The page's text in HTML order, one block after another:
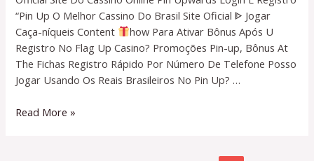
“Pin Up O Melhor Cassino Do Brasil Site Oficial ᐈ Jogar
Caça-níqueis Content
how Para Ativar Bônus Após U
Registro No Flag Up Casino? Promoções Pin-up, Bônus At
The Fichas Registro Rápido Por Número De Telefone Posso
Jogar Usando Os Reais Brasileiros No Pin Up? …
Official
Read More »